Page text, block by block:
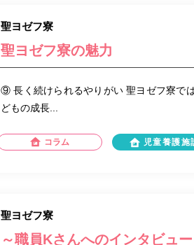
聖ヨゼフ寮
聖ヨゼフ寮の魅力
⑨ 長く続けられるやりがい 聖ヨゼフ寮で
どもの成長...
コラム 児童養護施
聖ヨゼフ寮
～職員Kさんへのインタビュ